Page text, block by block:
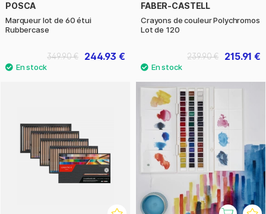
POSCA
Marqueur lot de 60 étui
Rubbercase
244.93 €
349.90 €
FABER-CASTELL
Crayons de couleur Polychromos
Lot de 120
215.91 €
239.90 €